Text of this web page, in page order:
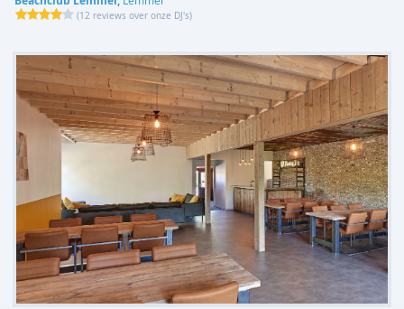
(12 reviews over onze DJ's)